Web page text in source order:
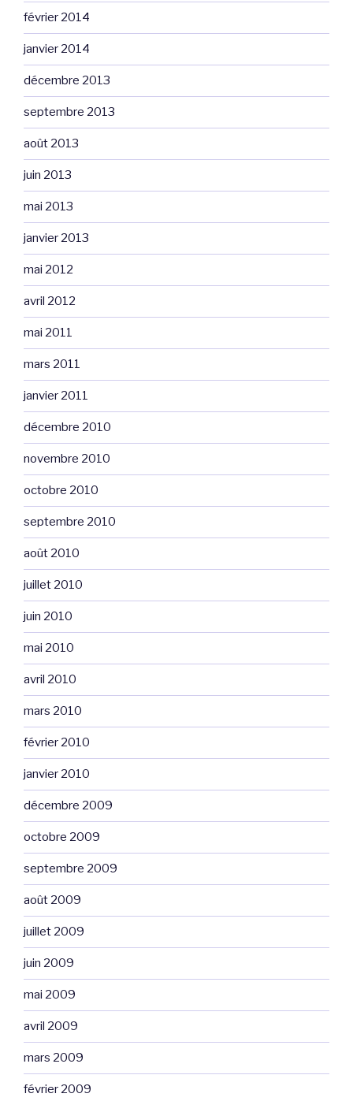
février 2014
janvier 2014
décembre 2013
septembre 2013
août 2013
juin 2013
mai 2013
janvier 2013
mai 2012
avril 2012
mai 2011
mars 2011
janvier 2011
décembre 2010
novembre 2010
octobre 2010
septembre 2010
août 2010
juillet 2010
juin 2010
mai 2010
avril 2010
mars 2010
février 2010
janvier 2010
décembre 2009
octobre 2009
septembre 2009
août 2009
juillet 2009
juin 2009
mai 2009
avril 2009
mars 2009
février 2009